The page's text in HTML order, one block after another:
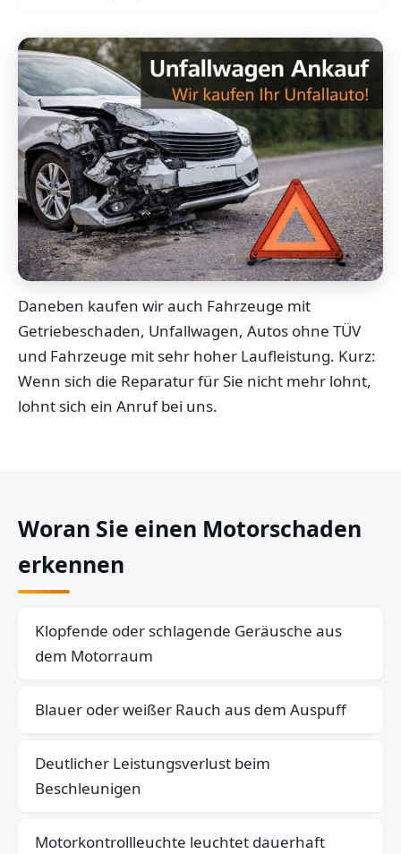
Daneben kaufen wir auch Fahrzeuge mit
Getriebeschaden, Unfallwagen, Autos ohne TÜV
und Fahrzeuge mit sehr hoher Laufleistung. Kurz:
Wenn sich die Reparatur für Sie nicht mehr lohnt,
lohnt sich ein Anruf bei uns.
Woran Sie einen Motorschaden
erkennen
Klopfende oder schlagende Geräusche aus
dem Motorraum
Blauer oder weißer Rauch aus dem Auspuff
Deutlicher Leistungsverlust beim
Beschleunigen
Motorkontrollleuchte leuchtet dauerhaft